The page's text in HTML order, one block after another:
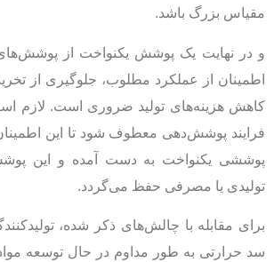
مقیاس بزرگ باشد.
و در نهایت یک پوشش یکنواخت از
اطمینان از عملکرد مطلوب، جلوگیری از
کاهش هزینه‌های تولید ضروری است. لازم
فرایند پوشش‌دهی معطوف شود تا این
پوششی یکنواخت به دست آمده و این
تولیدی یا مصرفی حفظ می‌گردد.
برای مقابله با چالش‌های ذکر شده،
سد حرارتی به طور مداوم در حال توسعه